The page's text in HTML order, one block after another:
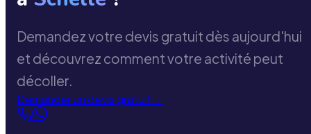
Demandez votre devis gratuit dès aujourd'hui
et découvrez comment votre activité peut
décoller.
Demander un devis gratuit→